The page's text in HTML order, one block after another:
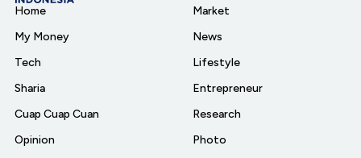
Home
My Money
Tech
Sharia
Cuap Cuap Cuan
Opinion
Market
News
Lifestyle
Entrepreneur
Research
Photo